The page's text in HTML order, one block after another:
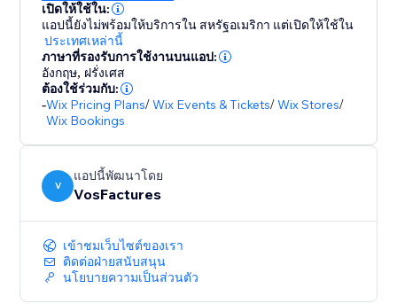
Other features include:
Automatic OSS recognition, Billing for non WIX sales
(manual & recurring), stock, expenses, bank import,
online payments, accountancy & custom exports, VAT
& margin reports, clients panel, multi-users &
accountant access
Invoices in any currency & language / Compatible
with Avalara / French Anti-Fraud VAT Law compliant /
เปิดให้ใช้ใน:
แอปนี้ยังไม่พร้อมให้บริการใน สหรัฐอเมริกา แต่เปิดให้ใช้ใน
ประเทศเหล่านี้
ภาษาที่รองรับการใช้งานบนแอป:
อังกฤษ, ฝรั่งเศส
ต้องใช้ร่วมกับ:
-Wix Pricing Plans/Wix Events & Tickets/Wix Stores/
Wix Bookings
V
แอปนี้พัฒนาโดย
VosFactures
เข้าชมเว็บไซต์ของเรา
ติดต่อฝ่ายสนับสนุน
นโยบายความเป็นส่วนตัว